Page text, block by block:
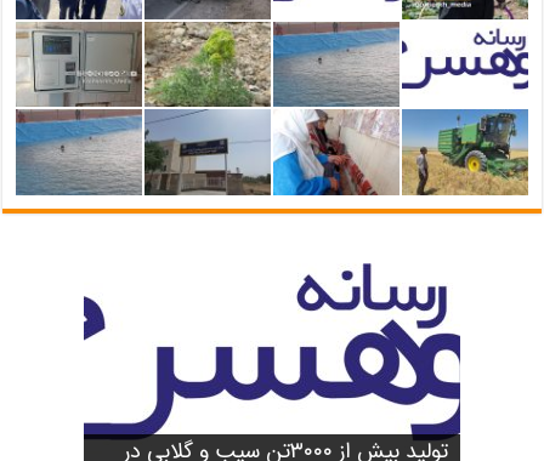
آغاز برداشت خیار و گوجه‌فرنگی از مزارع
کوهسرخ؛ پیش‌بینی تولید بیش از ۲۷ هزارتولید بیش از ۳۰۰۰تن سیب و گلابی در
واژگونی مرگبار مینی‌بوس زائران گنابادی
در محور کاشمر ـ کوهسرخ؛ ۵ جان‌باخته و
بازدید میدانی مسئولان از محور کاشمر ـ
شورای آموزش و پرورش شهرستان
کوهسرخ برگزار شد؛ تأکید بر آمادگی